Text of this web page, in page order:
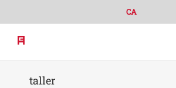
content
CA
taller